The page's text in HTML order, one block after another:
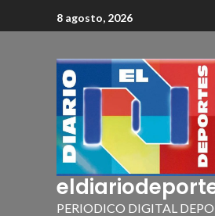
8 agosto, 2026
PERIODICO DIGITAL